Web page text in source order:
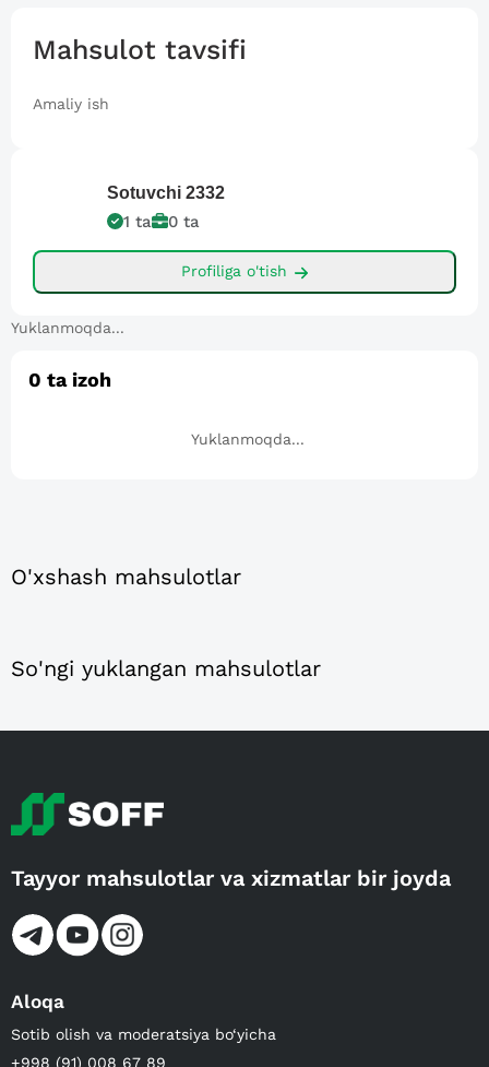
Mahsulot tavsifi
Amaliy ish
Sotuvchi 2332
1 ta 0 ta
Profiliga o'tish
Yuklanmoqda...
0 ta izoh
Yuklanmoqda...
O'xshash mahsulotlar
So'ngi yuklangan mahsulotlar
Tayyor mahsulotlar va xizmatlar bir joyda
Aloqa
Sotib olish va moderatsiya bo‘yicha
+998 (91) 008 67 89